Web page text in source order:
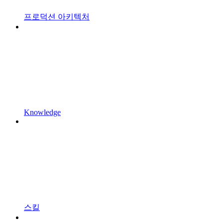
프로덕션 아키텍처
Knowledge
스킬